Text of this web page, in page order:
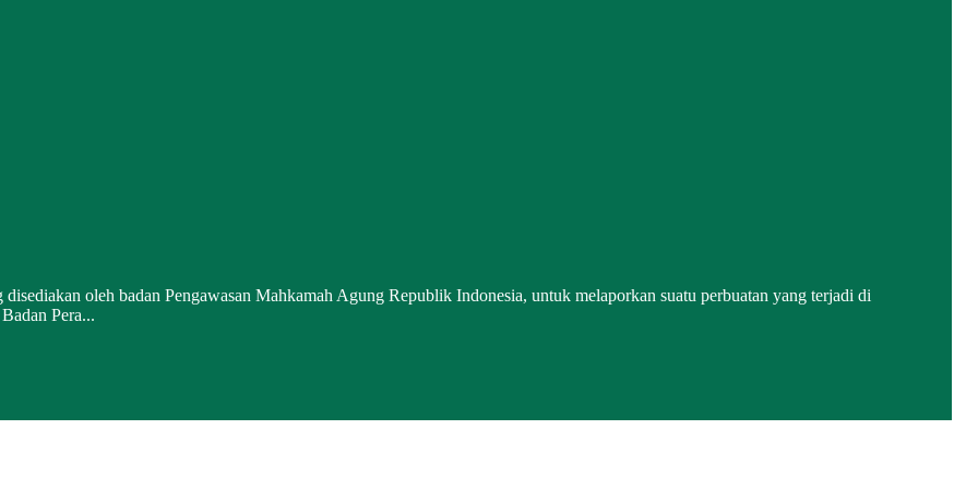
oleh badan Pengawasan Mahkamah Agung Republik Indonesia, untuk melaporkan suatu perbuatan yang terjadi di
Pera...